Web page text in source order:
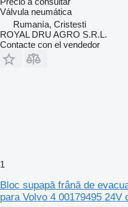
Válvula neumática
Rumanía, Cristesti
ROYAL DRU AGRO S.R.L.
Contacte con el vendedor
1
Bloc supapă frână de
para Volvo 4 00179495 24V